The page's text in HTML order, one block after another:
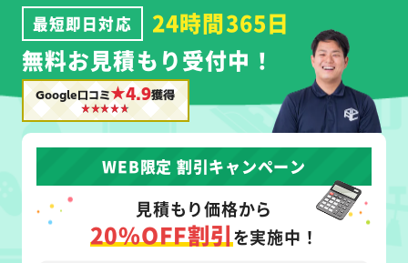
最短即日対応
24時間365日
無料お見積もり受付中！
Google口コミ★4.9獲得
WEB限定 割引キャンペーン
見積もり価格から
20%OFF割引を実施中！